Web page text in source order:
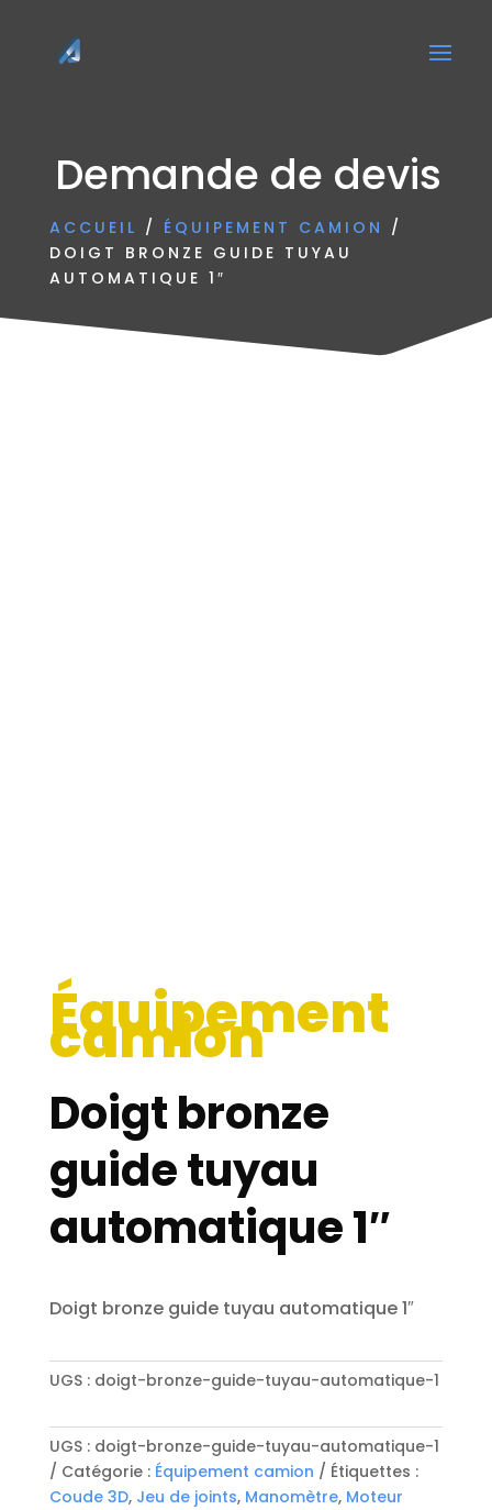
Demande de devis
ACCUEIL / ÉQUIPEMENT CAMION /
DOIGT BRONZE GUIDE TUYAU
AUTOMATIQUE 1″
Équipement
camion
Doigt bronze
guide tuyau
automatique 1″
Doigt bronze guide tuyau automatique 1″
UGS : doigt-bronze-guide-tuyau-automatique-1
UGS : doigt-bronze-guide-tuyau-automatique-1
Catégorie : Équipement camion
Étiquettes :
Coude 3D, Jeu de joints, Manomètre, Moteur